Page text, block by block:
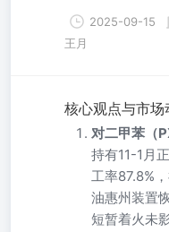
2025-09-15
王月
核心观点与市场
对二甲苯（
持有11-1月
工率87.8%
油惠州装置
短暂着火未